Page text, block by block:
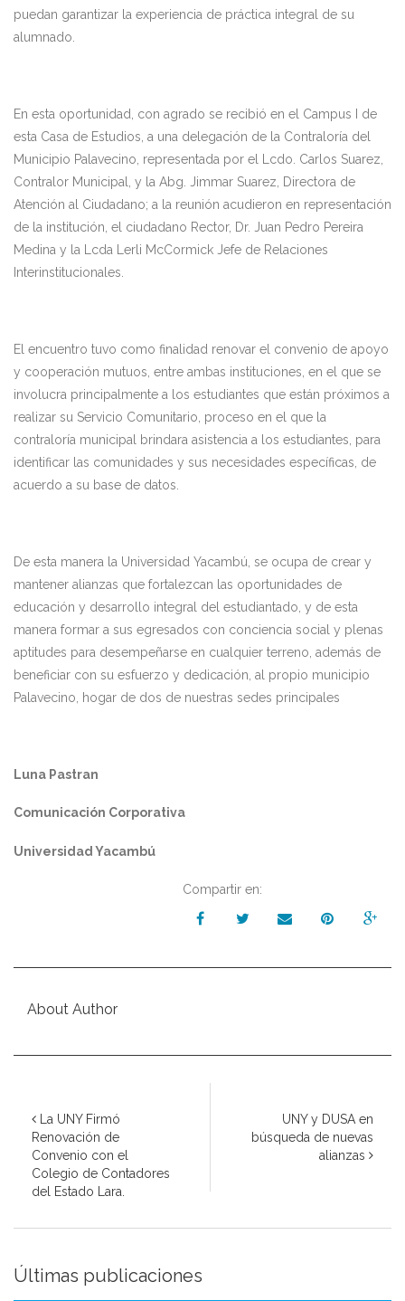
puedan garantizar la experiencia de práctica integral de su
alumnado.
En esta oportunidad, con agrado se recibió en el Campus I de
esta Casa de Estudios, a una delegación de la Contraloría del
Municipio Palavecino, representada por el Lcdo. Carlos Suarez,
Contralor Municipal, y la Abg. Jimmar Suarez, Directora de
Atención al Ciudadano; a la reunión acudieron en representación
de la institución, el ciudadano Rector, Dr. Juan Pedro Pereira
Medina y la Lcda Lerli McCormick Jefe de Relaciones
Interinstitucionales.
El encuentro tuvo como finalidad renovar el convenio de apoyo
y cooperación mutuos, entre ambas instituciones, en el que se
involucra principalmente a los estudiantes que están próximos a
realizar su Servicio Comunitario, proceso en el que la
contraloría municipal brindara asistencia a los estudiantes, para
identificar las comunidades y sus necesidades específicas, de
acuerdo a su base de datos.
De esta manera la Universidad Yacambú, se ocupa de crear y
mantener alianzas que fortalezcan las oportunidades de
educación y desarrollo integral del estudiantado, y de esta
manera formar a sus egresados con conciencia social y plenas
aptitudes para desempeñarse en cualquier terreno, además de
beneficiar con su esfuerzo y dedicación, al propio municipio
Palavecino, hogar de dos de nuestras sedes principales
Luna Pastran
Comunicación Corporativa
Universidad Yacambú
Compartir en:
About Author
La UNY Firmó
Renovación de
Convenio con el
Colegio de Contadores
del Estado Lara.
UNY y DUSA en
búsqueda de nuevas
alianzas
Últimas publicaciones